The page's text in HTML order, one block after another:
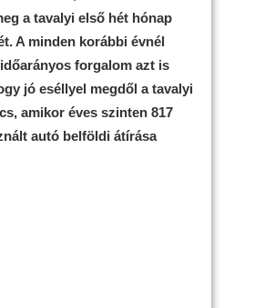
a tavalyi első hét hónap
A minden korábbi évnél
forgalom azt is
jó eséllyel megdől a tavalyi
amikor éves szinten 817
autó belföldi átírása